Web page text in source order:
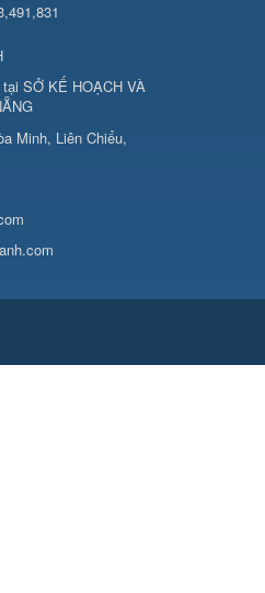
SỞ KẾ HOẠCH VÀ
Minh, Liên Chiểu,